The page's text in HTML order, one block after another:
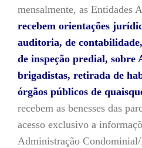
mensalmente, as Entidades
recebem orientações
auditoria, de
de inspeção predial, sobre
brigadistas, retirada de
órgãos públicos de
recebem as benesses das
acesso exclusivo a
Administração